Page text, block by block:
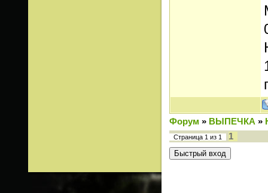
Форум » ВЫПЕЧКА »
Страница 1 из 1 1